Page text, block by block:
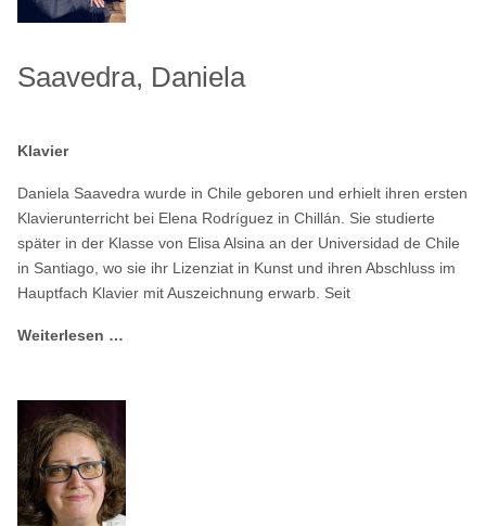
Saavedra, Daniela
Klavier
Daniela Saavedra wurde in Chile geboren und erhielt ihren ersten
Klavierunterricht bei Elena Rodríguez in Chillán. Sie studierte
später in der Klasse von Elisa Alsina an der Universidad de Chile
in Santiago, wo sie ihr Lizenziat in Kunst und ihren Abschluss im
Hauptfach Klavier mit Auszeichnung erwarb. Seit
Weiterlesen …